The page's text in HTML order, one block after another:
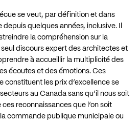
se veut, par définition et dans
depuis quelques années, inclusive. Il
la compréhension sur la
seul discours expert des architectes et
à accueillir la multiplicité des
écoutes et des émotions. Ces
constituent les prix d’excellence se
au Canada sans qu’il nous soit
reconnaissances que l’on soit
commande publique municipale ou